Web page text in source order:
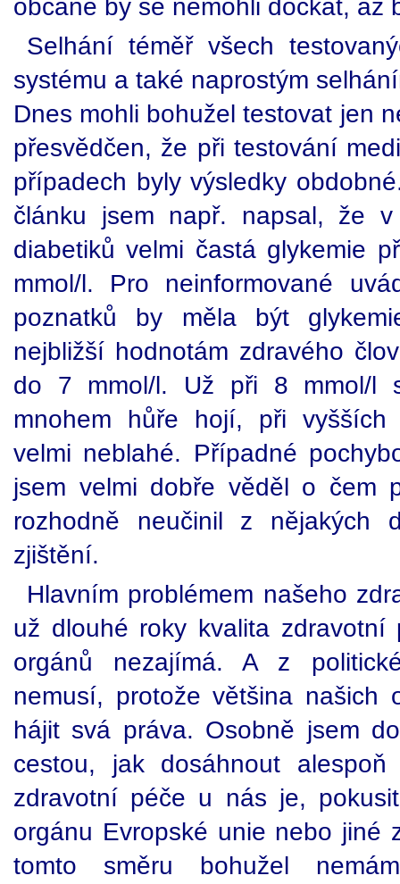
občané by se nemohli dočkat, až
Selhání téměř všech
systému a také naprostým
Dnes mohli bohužel testovat jen
přesvědčen, že při testování
případech byly výsledky
článku jsem např. napsal, že
diabetiků velmi častá glykemie
mmol/l. Pro neinformované
poznatků by měla být
nejbližší hodnotám zdravého
do 7 mmol/l. Už při 8 mmol/l
mnohem hůře hojí, při vyšších
velmi neblahé. Případné
jsem velmi dobře věděl o čem
rozhodně neučinil z nějakých
zjištění.
Hlavním problémem našeho
už dlouhé roky kvalita zdravotní
orgánů nezajímá. A z
nemusí, protože většina našich
hájit svá práva. Osobně jsem
cestou, jak dosáhnout
zdravotní péče u nás je,
orgánu Evropské unie nebo jiné
tomto směru bohužel